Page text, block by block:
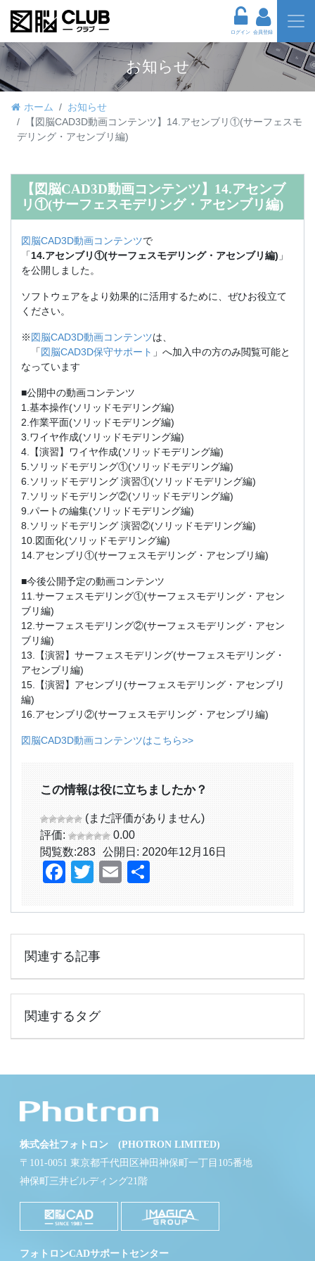
ログイン 会員登録
お知らせ
ホーム
お知らせ
【図脳CAD3D動画コンテンツ】14.アセンブリ①(サーフェスモ
デリング・アセンブリ編)
【図脳CAD3D動画コンテンツ】14.アセンブ
リ①(サーフェスモデリング・アセンブリ編)
図脳CAD3D動画コンテンツで
「14.アセンブリ①(サーフェスモデリング・アセンブリ編) 」
を公開しました。
ソフトウェアをより効果的に活用するために、ぜひお役立て
ください。
※図脳CAD3D動画コンテンツは、
「図脳CAD3D保守サポート 」へ加入中の方のみ閲覧可能と
なっています
■公開中の動画コンテンツ
1.基本操作(ソリッドモデリング編)
2.作業平面(ソリッドモデリング編)
3.ワイヤ作成(ソリッドモデリング編)
4.【演習】ワイヤ作成(ソリッドモデリング編)
5.ソリッドモデリング①(ソリッドモデリング編)
6.ソリッドモデリング 演習①(ソリッドモデリング編)
7.ソリッドモデリング②(ソリッドモデリング編)
9.パートの編集(ソリッドモデリング編)
8.ソリッドモデリング 演習②(ソリッドモデリング編)
10.図面化(ソリッドモデリング編)
14.アセンブリ①(サーフェスモデリング・アセンブリ編)
■今後公開予定の動画コンテンツ
11.サーフェスモデリング①(サーフェスモデリング・アセン
ブリ編)
12.サーフェスモデリング②(サーフェスモデリング・アセン
ブリ編)
13.【演習】サーフェスモデリング(サーフェスモデリング・
アセンブリ編)
15.【演習】アセンブリ(サーフェスモデリング・アセンブリ
編)
16.アセンブリ②(サーフェスモデリング・アセンブリ編)
図脳CAD3D動画コンテンツはこちら>>
この情報は役に立ちましたか？
(まだ評価がありません)
評価:
0.00
閲覧数:283 公開日: 2020年12月16日
Facebook
TwitterEmail
関連する記事
関連するタグ
株式会社フォトロン (PHOTRON LIMITED)
〒101-0051 東京都千代田区神田神保町一丁目105番地
神保町三井ビルディング21階
フォトロンCADサポートセンター